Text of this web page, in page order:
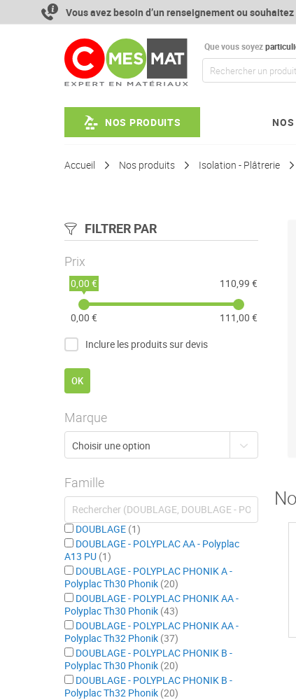
contenu
Vous avez besoin d’un renseignement ou
Que vous soyez
NOS PRODUITS
Accueil Nos produits Isolation - Plâtrerie
FILTRER PAR
Prix
0,00 € 110,99 €
0,00 €
111,00 €
Inclure les produits sur devis
OK
Marque
Famille
DOUBLAGE 1
DOUBLAGE - POLYPLAC AA - Polyplac
A13 PU 1
DOUBLAGE - POLYPLAC PHONIK A -
Polyplac Th30 Phonik 20
DOUBLAGE - POLYPLAC PHONIK AA -
Polyplac Th30 Phonik 43
DOUBLAGE - POLYPLAC PHONIK AA -
Polyplac Th32 Phonik 37
DOUBLAGE - POLYPLAC PHONIK B -
Polyplac Th30 Phonik 20
DOUBLAGE - POLYPLAC PHONIK B -
Polyplac Th32 Phonik 20